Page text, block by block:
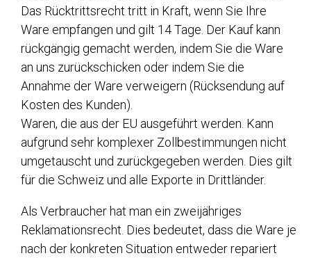
Das Rücktrittsrecht tritt in Kraft, wenn Sie Ihre
Ware empfangen und gilt 14 Tage. Der Kauf kann
rückgängig gemacht werden, indem Sie die Ware
an uns zurückschicken oder indem Sie die
Annahme der Ware verweigern (Rücksendung auf
Kosten des Kunden).
Waren, die aus der EU ausgeführt werden. Kann
aufgrund sehr komplexer Zollbestimmungen nicht
umgetauscht und zurückgegeben werden. Dies gilt
für die Schweiz und alle Exporte in Drittländer.
Als Verbraucher hat man ein zweijähriges
Reklamationsrecht. Dies bedeutet, dass die Ware je
nach der konkreten Situation entweder repariert